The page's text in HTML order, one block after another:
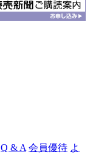
Q & A 会員優待 よ